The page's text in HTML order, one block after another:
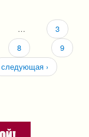
…
3
8
9
следующая ›